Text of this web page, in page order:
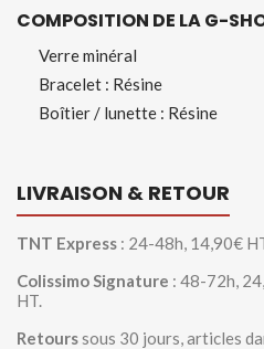
COMPOSITION DE LA G-
Verre minéral
Bracelet : Résine
Boîtier / lunette : Résine
LIVRAISON & RETOUR
TNT Express : 24-48h, 14,90€
Colissimo Signature : 48-72h,
HT.
Retourssous 30 jours, articles